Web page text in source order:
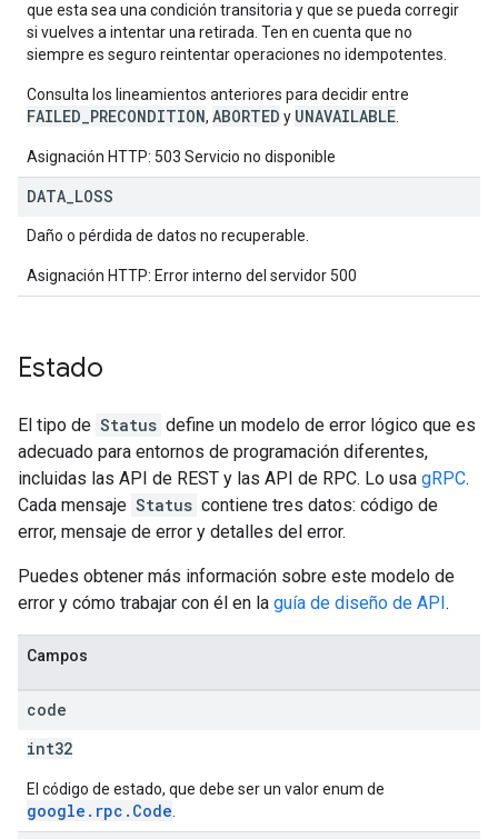
que esta sea una condición transitoria y que se pueda corregir
si vuelves a intentar una retirada. Ten en cuenta que no
siempre es seguro reintentar operaciones no idempotentes.
Consulta los lineamientos anteriores para decidir entre
FAILED_PRECONDITION, ABORTED y UNAVAILABLE
Asignación HTTP: 503 Servicio no disponible
DATA LOSS
Daño o pérdida de datos no recuperable.
Asignación HTTP: Error interno del servidor 500
Estado
El tipo de Status define un modelo de error lógico que es
adecuado para entornos de programación diferentes,
incluidas las API de REST y las API de RPC. Lo usa gRPC.
Cada mensaje Status contiene tres datos: código de
error, mensaje de error y detalles del error.
Puedes obtener más información sobre este modelo de
error y cómo trabajar con él en la guía de diseño de API.
Campos
code
int32
El código de estado, que debe ser un valor enum de
google.rpc.Code